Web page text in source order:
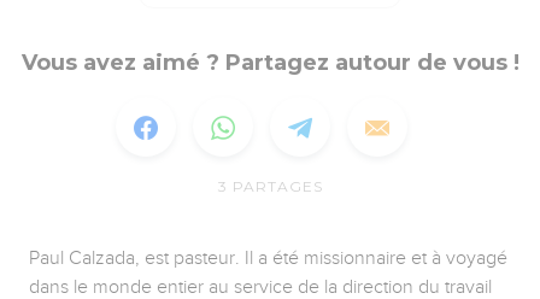
Vous avez aimé ? Partagez autour de vous !
3 PARTAGES
Paul Calzada, est pasteur. Il a été missionnaire et à voyagé
dans le monde entier au service de la direction du travail